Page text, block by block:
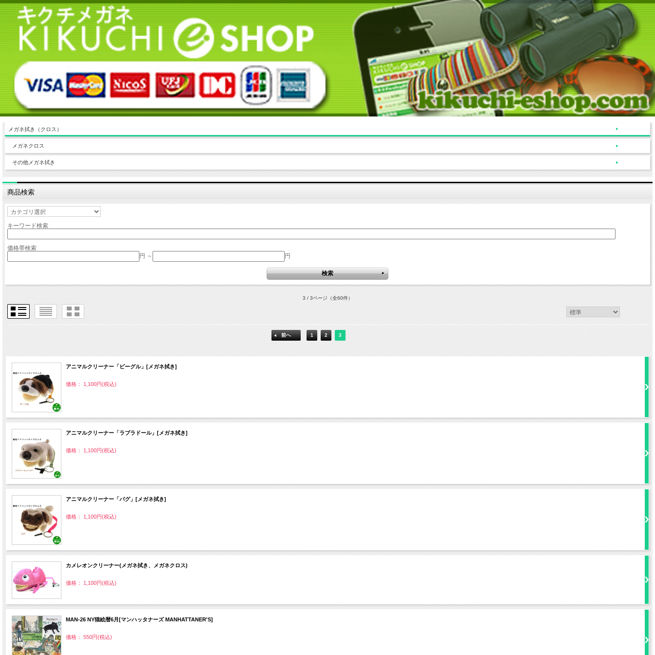
メガネ拭き（クロス）
メガネクロス
その他メガネ拭き
商品検索
キーワード検索
価格帯検索
円 ～
円
3 / 3ページ（全60件）
前へ 1 2 3
アニマルクリーナー「ビーグル」[メガネ拭き]
価格： 1,100円(税込)
アニマルクリーナー「ラブラドール」[メガネ拭き]
価格： 1,100円(税込)
アニマルクリーナー「パグ」[メガネ拭き]
価格： 1,100円(税込)
カメレオンクリーナー(メガネ拭き、メガネクロス)
価格： 1,100円(税込)
MAN‐26 NY猫絵暦6月[マンハッタナーズ MANHATTANER'S]
価格： 550円(税込)